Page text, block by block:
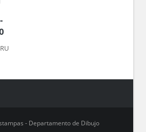
- Departamento de Dibujo